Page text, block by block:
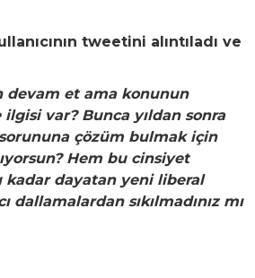
tweetini alıntıladı ve
devam et ama konunun
var? Bunca yıldan sonra
çözüm bulmak için
Hem bu cinsiyet
kadar dayatan yeni liberal
dallamalardan sıkılmadınız mı